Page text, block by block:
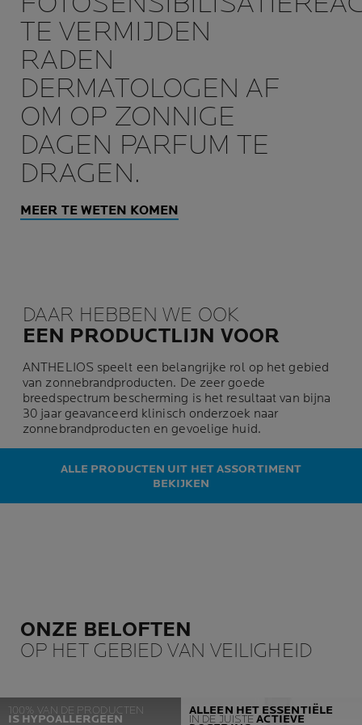
TE VERMIJDEN
RADEN
DERMATOLOGEN AF
OM OP ZONNIGE
DAGEN PARFUM TE
DRAGEN.
MEER TE WETEN KOMEN
DAAR HEBBEN WE OOK
EEN PRODUCTLIJN VOOR
ANTHELIOS speelt een belangrijke rol op het gebied
van zonnebrandproducten. De zeer goede
breedspectrum bescherming is het resultaat van bijna
30 jaar geavanceerd klinisch onderzoek naar
zonnebrandproducten en gevoelige huid.
ALLE PRODUCTEN UIT HET ASSORTIMENT
BEKIJKEN
ONZE BELOFTEN
OP HET GEBIED VAN VEILIGHEID
100% VAN DE PRODUCTEN
IS HYPOALLERGEEN
ALLEEN HET ESSENTIËLE
IN DE JUISTEACTIEVE